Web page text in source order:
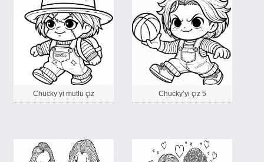
Chucky’yi mutlu çiz Chucky’yi çiz 5